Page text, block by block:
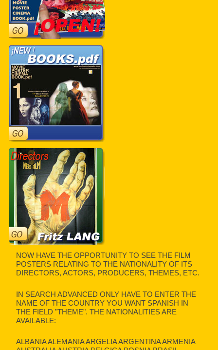
NOW HAVE THE OPPORTUNITY TO SEE THE FILM
POSTERS RELATING TO THE NATIONALITY OF ITS
DIRECTORS, ACTORS, PRODUCERS, THEMES, ETC.
IN SEARCH ADVANCED ONLY HAVE TO ENTER THE
NAME OF THE COUNTRY YOU WANT SPANISH IN
THE FIELD "THEME". THE NATIONALITIES ARE
AVAILABLE:
ALBANIA ALEMANIA ARGELIA ARGENTINA ARMENIA